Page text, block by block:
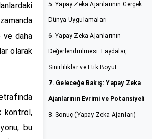
ve daha
olarak
kontrol,
bu
5. Yapay Zeka Ajanlarının Gerçek
Dünya Uygulamaları
6. Yapay Zeka Ajanlarının
Değerlendirilmesi: Faydalar,
Sınırlılıklar ve Etik Boyut
7. Geleceğe Bakış: Yapay Zeka
Ajanlarının Evrimi ve Potansiyeli
8. Sonuç (Yapay Zeka Ajanları)